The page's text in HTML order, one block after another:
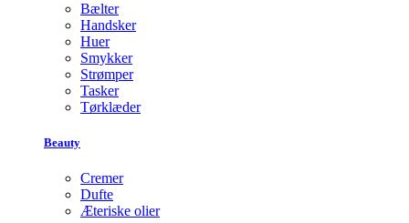
Bælter
Handsker
Huer
Smykker
Strømper
Tasker
Tørklæder
Beauty
Cremer
Dufte
Æteriske olier